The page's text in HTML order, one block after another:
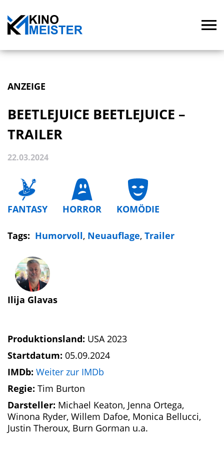
ANZEIGE
BEETLEJUICE BEETLEJUICE –
TRAILER
22.03.2024
FANTASY HORROR KOMÖDIE
Tags: Humorvoll, Neuauflage, Trailer
Ilija Glavas
Produktionsland: USA 2023
Startdatum: 05.09.2024
IMDb: Weiter zur IMDb
Regie: Tim Burton
Darsteller: Michael Keaton, Jenna Ortega,
Winona Ryder, Willem Dafoe, Monica Bellucci,
Justin Theroux, Burn Gorman u.a.